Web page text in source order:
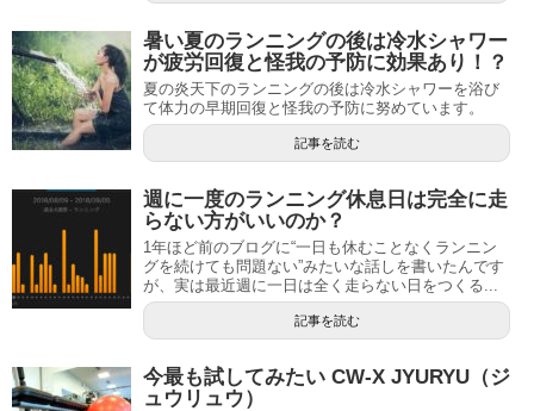
暑い夏のランニングの後は冷水シャワー
が疲労回復と怪我の予防に効果あり！？
夏の炎天下のランニングの後は冷水シャワーを浴び
て体力の早期回復と怪我の予防に努めています。
記事を読む
週に一度のランニング休息日は完全に走
らない方がいいのか？
1年ほど前のブログに“一日も休むことなくランニン
グを続けても問題ない”みたいな話しを書いたんです
が、実は最近週に一日は全く走らない日をつくる...
記事を読む
今最も試してみたい CW-X JYURYU（ジ
ュウリュウ）